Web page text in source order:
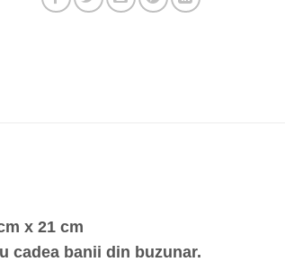
x 21 cm
cadea banii din buzunar.